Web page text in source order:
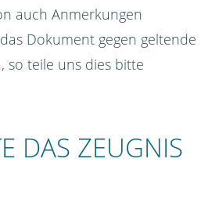
auch Anmerkungen
Dokument gegen geltende
so teile uns dies bitte
DAS ZEUGNIS